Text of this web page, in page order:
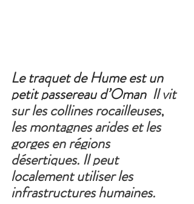
Le traquet de Hume est un
petit passereau d’Oman Il vit
sur les collines rocailleuses,
les montagnes arides et les
gorges en régions
désertiques. Il peut
localement utiliser les
infrastructures humaines.